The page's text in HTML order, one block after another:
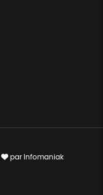
par Infomaniak